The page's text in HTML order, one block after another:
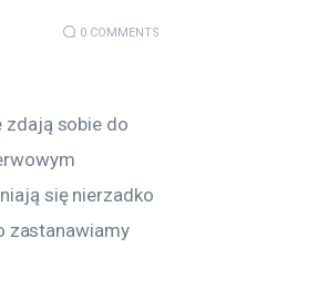
0 COMMENTS
zdają sobie do
się nierzadko
zastanawiamy